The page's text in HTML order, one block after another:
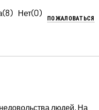
8 0
ПОЖАЛОВАТЬСЯ
людей. На